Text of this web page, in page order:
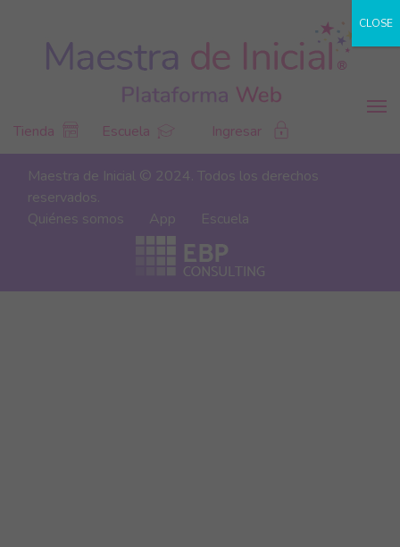
Tienda Escuela Ingresar
CLOSE
Maestra de Inicial © 2024. Todos los derechos
reservados.
Quiénes somos
App Escuela